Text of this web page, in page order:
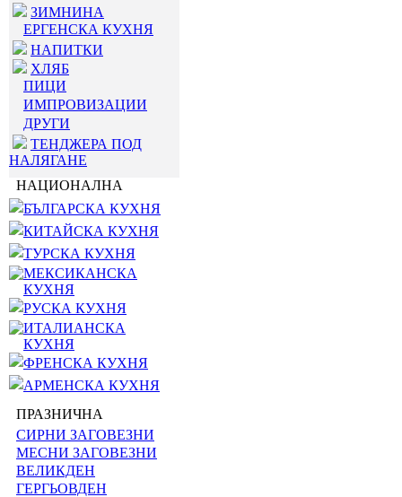
ЗИМНИНА
ЕРГЕНСКА КУХНЯ
НАПИТКИ
ХЛЯБ
ПИЦИ
ИМПРОВИЗАЦИИ
ДРУГИ
ТЕНДЖЕРА ПОД
НАЛЯГАНЕ
НАЦИОНАЛНА
БЪЛГАРСКА КУХНЯ
КИТАЙСКА КУХНЯ
ТУРСКА КУХНЯ
МЕКСИКАНСКА
КУХНЯ
РУСКА КУХНЯ
ИТАЛИАНСКА
КУХНЯ
ФРЕНСКА КУХНЯ
АРМЕНСКА КУХНЯ
ПРАЗНИЧНА
СИРНИ ЗАГОВЕЗНИ
МЕСНИ ЗАГОВЕЗНИ
ВЕЛИКДЕН
ГЕРГЬОВДЕН